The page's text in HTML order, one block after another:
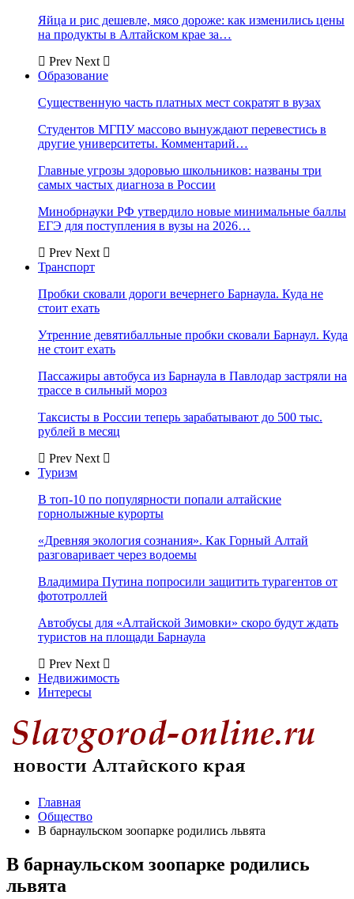
Яйца и рис дешевле, мясо дороже: как изменились цены
на продукты в Алтайском крае за…
Prev Next
Образование
Существенную часть платных мест сократят в вузах
Студентов МГПУ массово вынуждают перевестись в
другие университеты. Комментарий…
Главные угрозы здоровью школьников: названы три
самых частых диагноза в России
Минобрнауки РФ утвердило новые минимальные баллы
ЕГЭ для поступления в вузы на 2026…
Prev Next
Транспорт
Пробки сковали дороги вечернего Барнаула. Куда не
стоит ехать
Утренние девятибалльные пробки сковали Барнаул. Куда
не стоит ехать
Пассажиры автобуса из Барнаула в Павлодар застряли на
трассе в сильный мороз
Таксисты в России теперь зарабатывают до 500 тыс.
рублей в месяц
Prev Next
Туризм
В топ-10 по популярности попали алтайские
горнолыжные курорты
«Древняя экология сознания». Как Горный Алтай
разговаривает через водоемы
Владимира Путина попросили защитить турагентов от
фототроллей
Автобусы для «Алтайской Зимовки» скоро будут ждать
туристов на площади Барнаула
Prev Next
Недвижимость
Интересы
Главная
Общество
В барнаульском зоопарке родились львята
В барнаульском зоопарке родились
львята